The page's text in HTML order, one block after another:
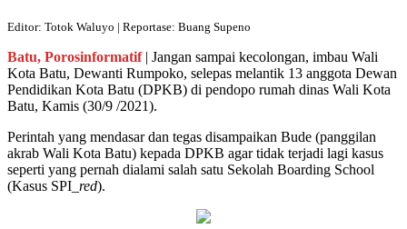
Editor: Totok Waluyo | Reportase: Buang Supeno
Batu, Porosinformatif| Jangan sampai kecolongan, imbau Wali
Kota Batu, Dewanti Rumpoko, selepas melantik 13 anggota Dewan
Pendidikan Kota Batu (DPKB) di pendopo rumah dinas Wali Kota
Batu, Kamis (30/9 /2021).
Perintah yang mendasar dan tegas disampaikan Bude (panggilan
akrab Wali Kota Batu) kepada DPKB agar tidak terjadi lagi kasus
seperti yang pernah dialami salah satu Sekolah Boarding School
(Kasus SPI_ red).